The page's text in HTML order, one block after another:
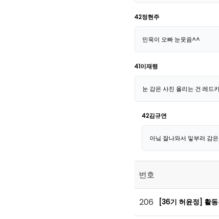
42정현주
민욱이 오빠 눈웃음^^
41이재령
눈 감은 사진 올리는 건 레드
42김규연
아닠 잘나와서 잏부러 감
번호
206 [36기 허윤정] 활